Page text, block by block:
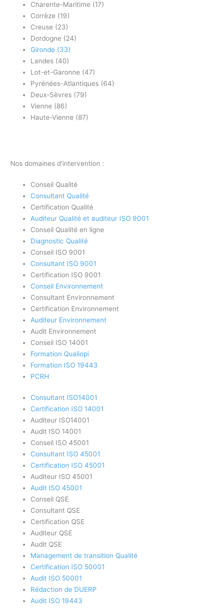
Charente-Maritime (17)
Corrèze (19)
Creuse (23)
Dordogne (24)
Gironde (33)
Landes (40)
Lot-et-Garonne (47)
Pyrénées-Atlantiques (64)
Deux-Sèvres (79)
Vienne (86)
Haute-Vienne (87)
Nos domaines d’intervention :
Conseil Qualité
Consultant Qualité
Certification Qualité
Auditeur Qualité et auditeur ISO 9001
Conseil Qualité en ligne
Diagnostic Qualité
Conseil ISO 9001
Consultant ISO 9001
Certification ISO 9001
Conseil Environnement
Consultant Environnement
Certification Environnement
Auditeur Environnement
Audit Environnement
Conseil ISO 14001
Formation Qualiopi
Formation ISO 19443
PCRH
Consultant ISO14001
Certification ISO 14001
Auditeur ISO14001
Audit ISO 14001
Conseil ISO 45001
Consultant ISO 45001
Certification ISO 45001
Auditeur ISO 45001
Audit ISO 45001
Conseil QSE
Consultant QSE
Certification QSE
Auditeur QSE
Audit QSE
Management de transition Qualité
Certification ISO 50001
Audit ISO 50001
Rédaction de DUERP
Audit ISO 19443